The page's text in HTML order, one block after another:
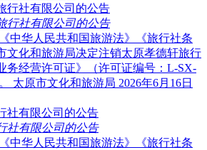
行社有限公司的公告
行社有限公司的公告
《中华人民共和国旅游法》《旅行社条
文化和旅游局决定注销太原孝德轩旅行
务经营许可证》（许可证编号：L-SX-
太原市文化和旅游局 2026年6月16日
社有限公司的公告
社有限公司的公告
《中华人民共和国旅游法》《旅行社条